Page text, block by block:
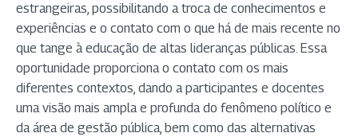
estrangeiras, possibilitando a troca de conhecimentos e
experiências e o contato com o que há de mais recente no
que tange à educação de altas lideranças públicas. Essa
oportunidade proporciona o contato com os mais
diferentes contextos, dando a participantes e docentes
uma visão mais ampla e profunda do fenômeno político e
da área de gestão pública, bem como das alternativas